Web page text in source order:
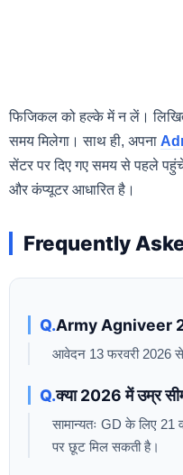
फिजिकल को हल्के में न लें।
समय मिलेगा। साथ ही, अपना
सेंटर पर दिए गए समय से पहले
और कंप्यूटर आधारित है।
Frequently
Army Agniveer
आवेदन 13 फरवरी 2026
क्या 2026 में उम्र
सामान्यतः GD के लिए 21
पर छूट मिल सकती है।